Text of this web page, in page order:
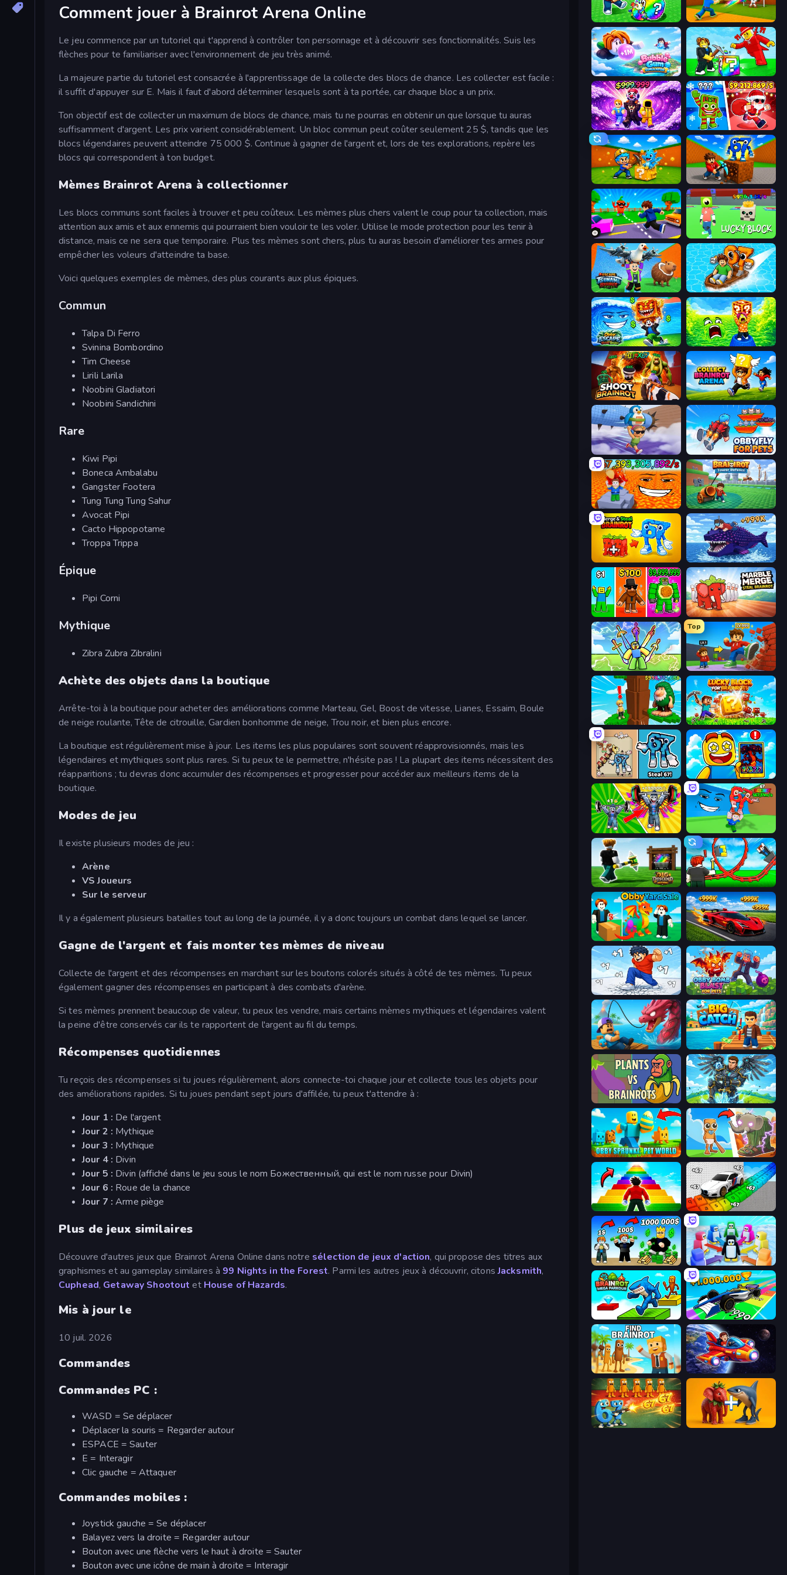
Comment jouer à Brainrot Arena Online
Le jeu commence par un tutoriel qui t'apprend à contrôler ton personnage et à découvrir ses fonctionnalités. Suis les
flèches pour te familiariser avec l'environnement de jeu très animé.
La majeure partie du tutoriel est consacrée à l'apprentissage de la collecte des blocs de chance. Les collecter est facile :
il suffit d'appuyer sur E. Mais il faut d'abord déterminer lesquels sont à ta portée, car chaque bloc a un prix.
Ton objectif est de collecter un maximum de blocs de chance, mais tu ne pourras en obtenir un que lorsque tu auras
suffisamment d'argent. Les prix varient considérablement. Un bloc commun peut coûter seulement 25 $, tandis que les
blocs légendaires peuvent atteindre 75 000 $. Continue à gagner de l'argent et, lors de tes explorations, repère les
blocs qui correspondent à ton budget.
Mèmes Brainrot Arena à collectionner
Les blocs communs sont faciles à trouver et peu coûteux. Les mèmes plus chers valent le coup pour ta collection, mais
attention aux amis et aux ennemis qui pourraient bien vouloir te les voler. Utilise le mode protection pour les tenir à
distance, mais ce ne sera que temporaire. Plus tes mèmes sont chers, plus tu auras besoin d'améliorer tes armes pour
empêcher les voleurs d'atteindre ta base.
Voici quelques exemples de mèmes, des plus courants aux plus épiques.
Commun
Talpa Di Ferro
Svinina Bombordino
Tim Cheese
Lirili Larila
Noobini Gladiatori
Noobini Sandichini
Rare
Kiwi Pipi
Boneca Ambalabu
Gangster Footera
Tung Tung Tung Sahur
Avocat Pipi
Cacto Hippopotame
Troppa Trippa
Épique
Pipi Corni
Mythique
Zibra Zubra Zibralini
Achète des objets dans la boutique
Arrête-toi à la boutique pour acheter des améliorations comme Marteau, Gel, Boost de vitesse, Lianes, Essaim, Boule
de neige roulante, Tête de citrouille, Gardien bonhomme de neige, Trou noir, et bien plus encore.
La boutique est régulièrement mise à jour. Les items les plus populaires sont souvent réapprovisionnés, mais les
légendaires et mythiques sont plus rares. Si tu peux te le permettre, n'hésite pas ! La plupart des items nécessitent des
réapparitions ; tu devras donc accumuler des récompenses et progresser pour accéder aux meilleurs items de la
boutique.
Modes de jeu
Il existe plusieurs modes de jeu :
Arène
VS Joueurs
Sur le serveur
Il y a également plusieurs batailles tout au long de la journée, il y a donc toujours un combat dans lequel se lancer.
Gagne de l'argent et fais monter tes mèmes de niveau
Collecte de l'argent et des récompenses en marchant sur les boutons colorés situés à côté de tes mèmes. Tu peux
également gagner des récompenses en participant à des combats d'arène.
Si tes mèmes prennent beaucoup de valeur, tu peux les vendre, mais certains mèmes mythiques et légendaires valent
la peine d'être conservés car ils te rapportent de l'argent au fil du temps.
Récompenses quotidiennes
Tu reçois des récompenses si tu joues régulièrement, alors connecte-toi chaque jour et collecte tous les objets pour
des améliorations rapides. Si tu joues pendant sept jours d'affilée, tu peux t'attendre à :
Jour 1 : De l'argent
Jour 2 : Mythique
Jour 3 : Mythique
Jour 4 : Divin
Jour 5 : Divin (affiché dans le jeu sous le nom Божественный, qui est le nom russe pour Divin)
Jour 6 : Roue de la chance
Jour 7 : Arme piège
Plus de jeux similaires
Découvre d'autres jeux que Brainrot Arena Online dans notre sélection de jeux d'action, qui propose des titres aux
graphismes et au gameplay similaires à 99 Nights in the Forest. Parmi les autres jeux à découvrir, citonsJacksmith,
Cuphead, Getaway Shootout et House of Hazards.
Mis à jour le
10 juil. 2026
Commandes
Commandes PC :
WASD = Se déplacer
Déplacer la souris = Regarder autour
ESPACE = Sauter
E = Interagir
Clic gauche = Attaquer
Commandes mobiles :
Joystick gauche = Se déplacer
Balayez vers la droite = Regarder autour
Bouton avec une flèche vers le haut à droite = Sauter
Bouton avec une icône de main à droite = Interagir
Break a Lucky Egg Brainrots Baseball For Brainrot
Bubble Gum Simulator
Obby - BrainWave Plants vs Brain Zombies
Escape Cave For Brainrot Obby: Break Rocks For Brainrots
Robby: Cross the Road for Brainrot Lucky Block
Escape Tsunami Brainrot Float for Brainrots
Obby Escape from Tsunami Brainrot Save Memerots: Acid Lava lake
Shoot Brainrot Collect Brainrot Arena
BrainZombie Log Escape Obby Fly For Pets
Escape Lava for Brainrots! Brainrot Tower Defence
Merge & Steal Brainrot Obby Fish Challenge: Ride
Obby Brainrot Merge Marble Merge: Steal Brainrot Game
Obby vs Brainrot
Top
Obby: +1 Click Wall Breaker
Steal Beanstalk for Brainrots Lucky Blocks for Brainrots
67 Steal a Brainrot Game Obby Cards: The Legend Hunt
Obby: Gym Simulator, Escape
Dig and Descend: Obby Mine Build a Rollercoaster: Simulator
Obby Yard Sale
Break a Skyscraper Obby Bomb Blast For Pets
Fish It Now Big Catch
Plants vs Brainrots Obby: Pull a Sword
Obby Sprunki: Pet World Brainrot Evolution
Obby Highest Jump Ever
Obby Tycoon Build the City Knockout!
Brainrot Mega Parkour Obby Car Challenge: Drive
Find Brainrot Obby Space Challenge: Starships
Brainrot Tower Defense